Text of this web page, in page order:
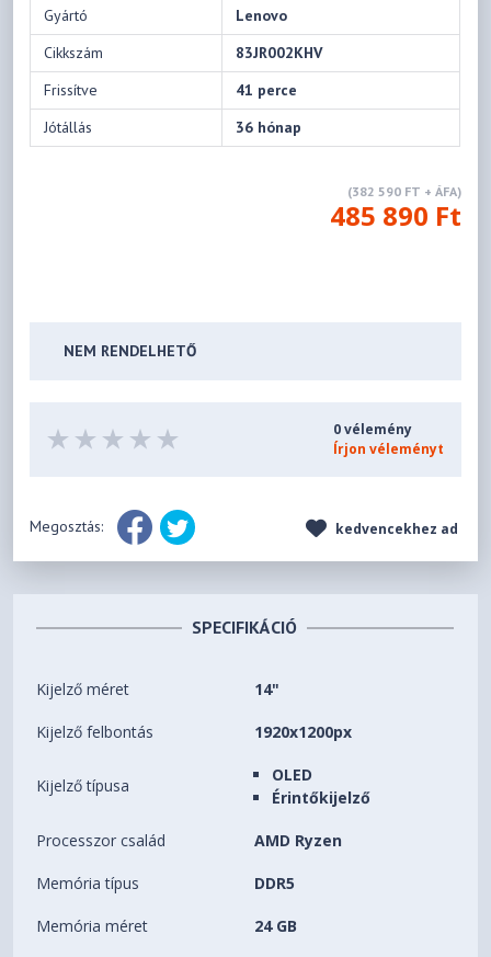
Gyártó
Lenovo
Cikkszám
83JR002KHV
Frissítve
41 perce
Jótállás
36 hónap
(382 590 FT + ÁFA)
485 890 Ft
NEM RENDELHETŐ
0 vélemény
Írjon véleményt
Megosztás: kedvencekhez ad
SPECIFIKÁCIÓ
Kijelző méret 14"
Kijelző felbontás 1920x1200px
Kijelző típusa
OLED
Érintőkijelző
Processzor család AMD Ryzen
Memória típus DDR5
Memória méret 24 GB